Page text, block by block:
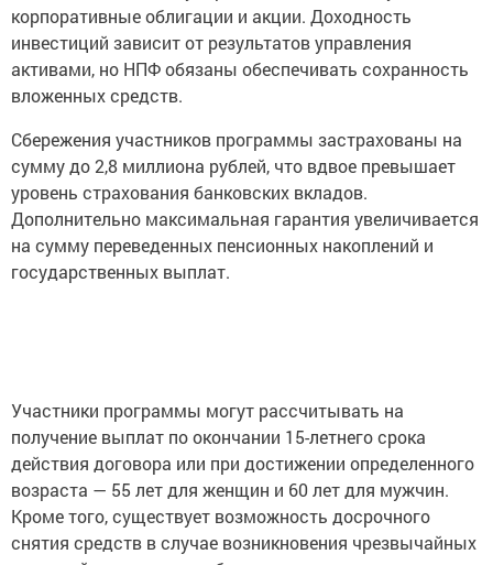
корпоративные облигации и акции. Доходность
инвестиций зависит от результатов управления
активами, но НПФ обязаны обеспечивать сохранность
вложенных средств.
Сбережения участников программы застрахованы на
сумму до 2,8 миллиона рублей, что вдвое превышает
уровень страхования банковских вкладов.
Дополнительно максимальная гарантия увеличивается
на сумму переведенных пенсионных накоплений и
государственных выплат.
Участники программы могут рассчитывать на
получение выплат по окончании 15-летнего срока
действия договора или при достижении определенного
возраста — 55 лет для женщин и 60 лет для мужчин.
Кроме того, существует возможность досрочного
снятия средств в случае возникновения чрезвычайных